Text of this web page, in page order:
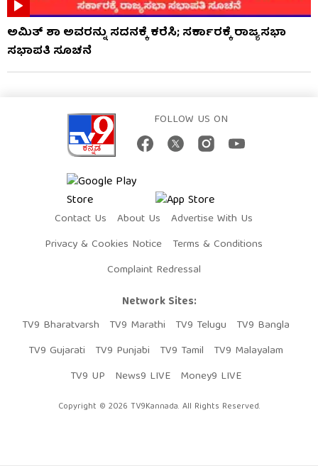
ಅಮಿತ್ ಶಾ ಅವರನ್ನು ಸದನಕ್ಕೆ ಕರೆಸಿ; ಸರ್ಕಾರಕ್ಕೆ ರಾಜ್ಯಸಭಾ
ಸಭಾಪತಿ ಸೂಚನೆ
FOLLOW US ON
Contact Us About Us
Advertise With Us
Privacy & Cookies Notice
Terms & Conditions
Complaint Redressal
Network Sites:
TV9 Bharatvarsh
TV9 Marathi TV9 Telugu
TV9 Bangla
TV9 Gujarati
TV9 Punjabi TV9 Tamil
TV9 Malayalam
TV9 UP
News9 LIVE Money9 LIVE
Copyright © 2026 TV9Kannada. All Rights Reserved.